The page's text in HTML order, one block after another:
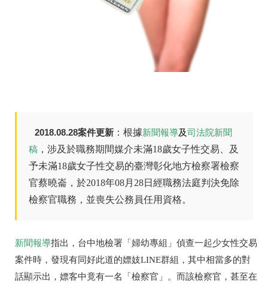
2018.08.28案件更新 ：根據新聞報導及司法院新聞
稿 ，涉及於職務期間媒介未滿18歲女子性交易、及
予未滿18歲女子性交易的臺灣彰化地方檢察署檢察
官蔡曉崙，於2018年08月28日經職務法庭判決免除
檢察官職務，並喪失公務員任用資格。
新聞報導指出，台中地檢署「婦幼專組」偵查一起少女性交易
案件時，發現有同好此道的嫖妓LINE群組，其中相當多的對
話顯示出，嫖客中竟有一名「檢察官」。而該檢察官，甚至在